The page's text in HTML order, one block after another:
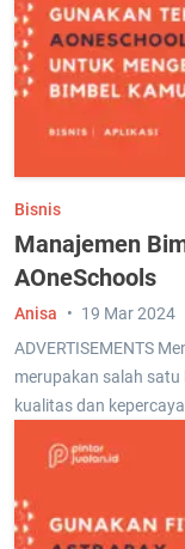
Bisnis
Manajemen
AOneSchools
ADVERTISEMENTS
merupakan salah
kualitas dan
Anisa 19 Mar 2024